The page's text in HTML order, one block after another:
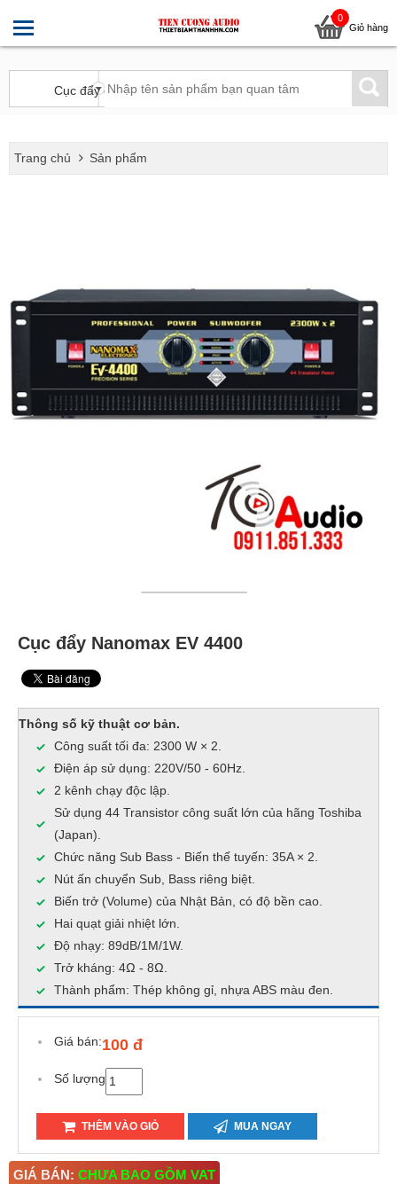
0
Giỏ hàng
Trang chủ Sản phẩm
Cục đẩy Nanomax EV 4400
Thông số kỹ thuật cơ bản.
Công suất tối đa: 2300 W × 2.
Điện áp sử dụng: 220V/50 - 60Hz.
2 kênh chạy độc lập.
Sử dụng 44 Transistor công suất lớn của hãng Toshiba
(Japan).
Chức năng Sub Bass - Biến thế tuyến: 35A × 2.
Nút ấn chuyển Sub, Bass riêng biệt.
Biến trở (Volume) của Nhật Bản, có độ bền cao.
Hai quạt giải nhiệt lớn.
Độ nhạy: 89dB/1M/1W.
Trở kháng: 4Ω - 8Ω.
Thành phẩm: Thép không gỉ, nhựa ABS màu đen.
Giá bán:100 đ
Số lượng
THÊM VÀO GIỎ MUA NGAY
GIÁ BÁN: CHƯA BAO GỒM VAT